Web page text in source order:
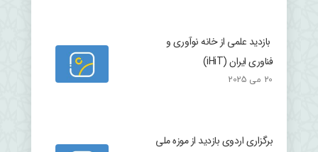
بازدید علمی از خانه نوآوری و
فناوری ایران (iHiT)
20 می 2025
برگزاری اردوی بازدید از موزه ملی